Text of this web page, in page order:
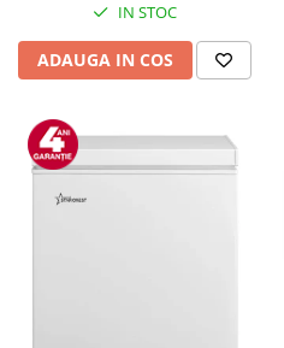
IN STOC
ADAUGA IN COS